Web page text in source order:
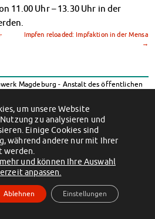
11.00 Uhr – 13.30 Uhr in der
Impfen reloaded: Impfaktion in der Mensa
→
Magdeburg - Anstalt des öffentlichen
TikTok
Youtube
Erklärung zur Barrierefreiheit
um unsere Website
zu analysieren und
Einige Cookies sind
während andere nur mit Ihrer
und können Ihre Auswahl
anpassen.
Ablehnen Einstellungen